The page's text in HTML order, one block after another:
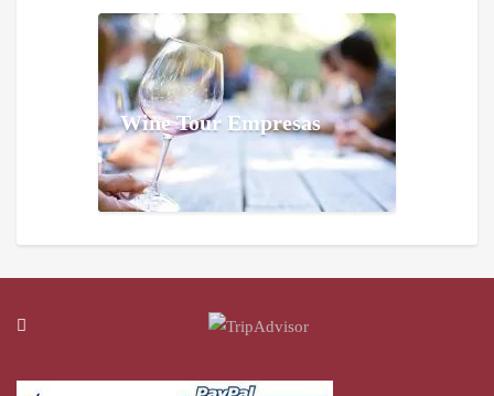
Wine Tour Empresas